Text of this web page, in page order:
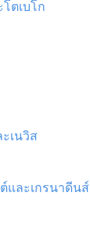
ตเบโก
เนวิส
และเกรนาดีนส์